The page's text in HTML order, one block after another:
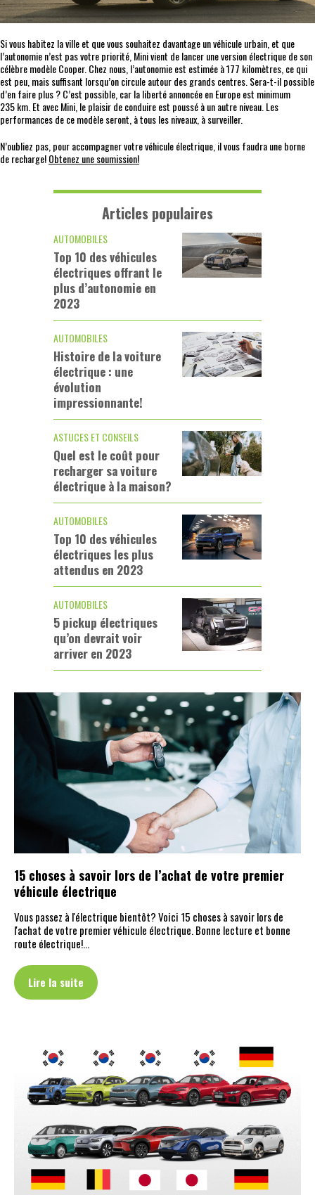
Si vous habitez la ville et que vous souhaitez davantage un véhicule urbain, et que
l’autonomie n’est pas votre priorité, Mini vient de lancer une version électrique de son
célèbre modèle Cooper. Chez nous, l’autonomie est estimée à 177 kilomètres, ce qui
est peu, mais suffisant lorsqu’on circule autour des grands centres. Sera-t-il possible
d’en faire plus ? C’est possible, car la liberté annoncée en Europe est minimum
235 km. Et avec Mini, le plaisir de conduire est poussé à un autre niveau. Les
performances de ce modèle seront, à tous les niveaux, à surveiller.
N’oubliez pas, pour accompagner votre véhicule électrique, il vous faudra une borne
de recharge!Obtenez une soumission!
Articles populaires
AUTOMOBILES
Top 10 des véhicules
électriques offrant le
plus d’autonomie en
2023
AUTOMOBILES
Histoire de la voiture
électrique : une
évolution
impressionnante!
ASTUCES ET CONSEILS
Quel est le coût pour
recharger sa voiture
électrique à la maison?
AUTOMOBILES
Top 10 des véhicules
électriques les plus
attendus en 2023
AUTOMOBILES
5 pickup électriques
qu’on devrait voir
arriver en 2023
15 choses à savoir lors de l’achat de votre premier
véhicule électrique
Vous passez à l'électrique bientôt? Voici 15 choses à savoir lors de
l'achat de votre premier véhicule électrique. Bonne lecture et bonne
route électrique!…
Lire la suite